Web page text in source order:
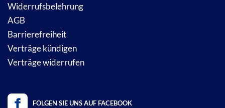
Widerrufsbelehrung
AGB
Barrierefreiheit
Verträge kündigen
Verträge widerrufen
FOLGEN SIE UNS AUF FACEBOOK